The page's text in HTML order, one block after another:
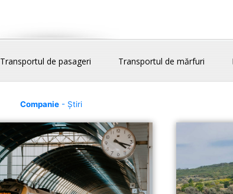
Transportul de pasageri Transportul de mărfuri
Companie- Știri